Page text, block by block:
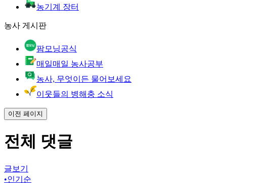
농기계 장터
농사 게시판
팜모닝공식
매일매일 농사공부
농사, 무엇이든 물어보세요
이웃들의 병해충 소식
이전 페이지
전체 댓글
글보기
•인기순